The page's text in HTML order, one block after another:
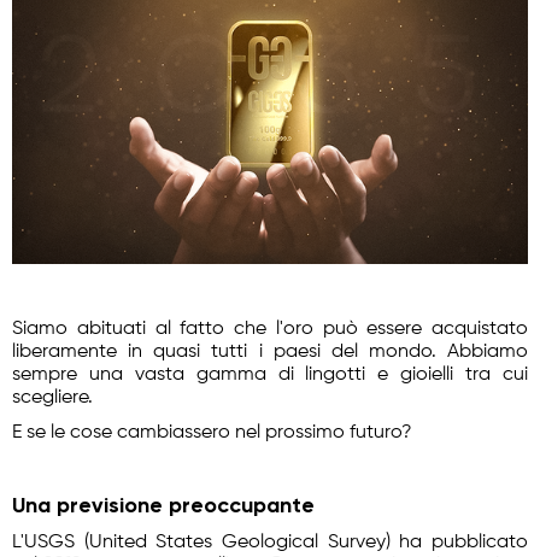
Siamo abituati al fatto che l'oro può essere acquistato
liberamente in quasi tutti i paesi del mondo. Abbiamo
sempre una vasta gamma di lingotti e gioielli tra cui
scegliere.
E se le cose cambiassero nel prossimo futuro?
Una previsione preoccupante
L'USGS (United States Geological Survey) ha pubblicato